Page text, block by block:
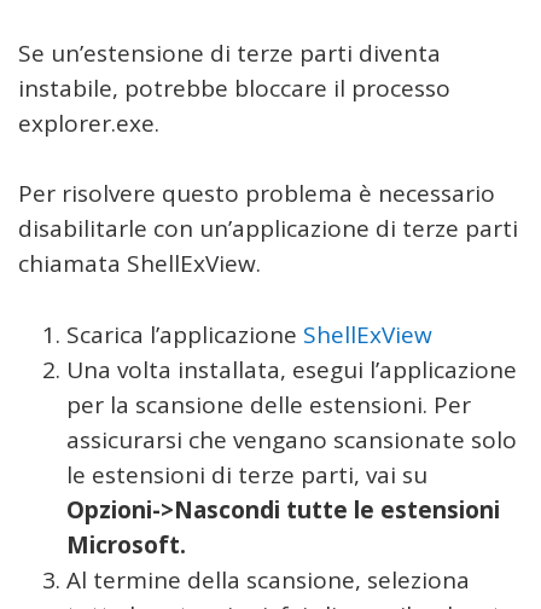
Se un’estensione di terze parti diventa
instabile, potrebbe bloccare il processo
explorer.exe.
Per risolvere questo problema è necessario
disabilitarle con un’applicazione di terze parti
chiamata ShellExView.
Scarica l’applicazione ShellExView
Una volta installata, esegui l’applicazione
per la scansione delle estensioni. Per
assicurarsi che vengano scansionate solo
le estensioni di terze parti, vai su
Opzioni->Nascondi tutte le estensioni
Microsoft.
Al termine della scansione, seleziona